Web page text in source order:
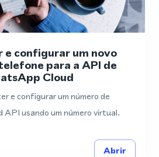
e configurar um novo
para a API de
Cloud
e configurar um número de
usando um número virtual.
Abrir